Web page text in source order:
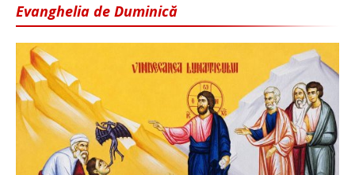
Evanghelia de Duminică